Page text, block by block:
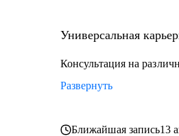
Универсальная
Консультация на
Развернуть
Ближайшая запись13